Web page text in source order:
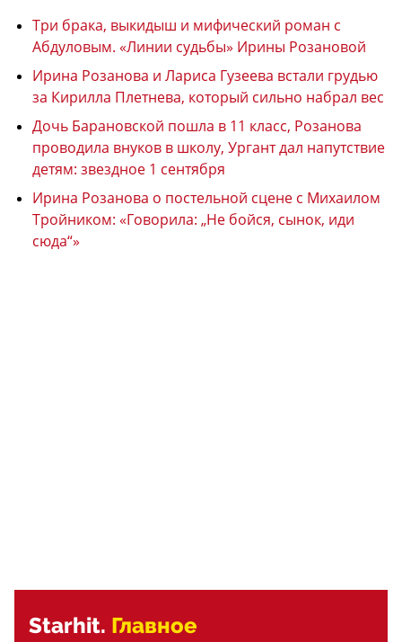
Три брака, выкидыш и мифический роман с
Абдуловым. «Линии судьбы» Ирины Розановой
Ирина Розанова и Лариса Гузеева встали грудью
за Кирилла Плетнева, который сильно набрал вес
Дочь Барановской пошла в 11 класс, Розанова
проводила внуков в школу, Ургант дал напутствие
детям: звездное 1 сентября
Ирина Розанова о постельной сцене с Михаилом
Тройником: «Говорила: „Не бойся, сынок, иди
сюда“»
Starhit. Главное